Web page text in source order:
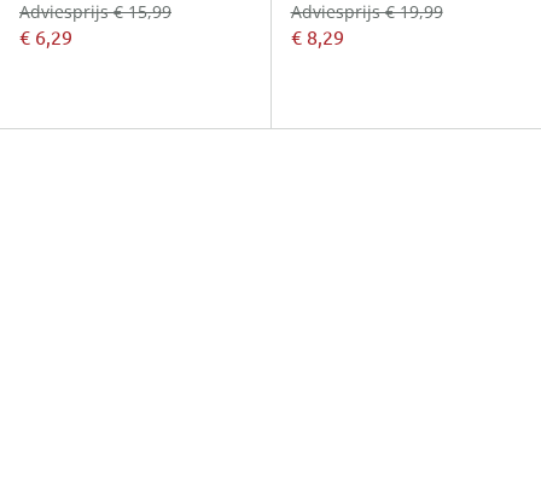
€ 6,29
Adviesprijs € 15,99
€ 8,29
Adviesprijs € 19,99